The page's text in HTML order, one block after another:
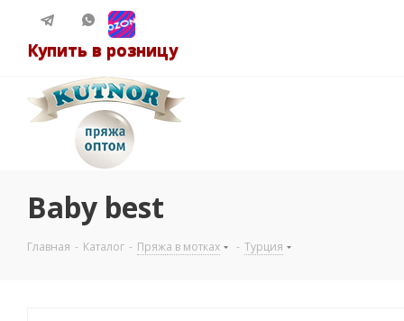
Купить в розницу
Baby best
Главная - Каталог - Пряжа в мотках - Турция